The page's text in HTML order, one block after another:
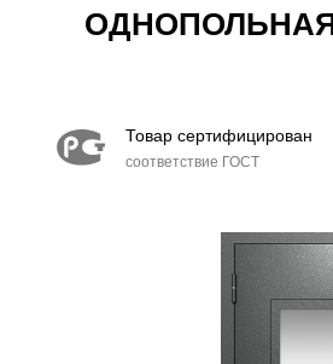
ПРОТИВОПОЖАРНЫЕ ЛЮКИ
Товар сертифицирован
соответствие ГОСТ